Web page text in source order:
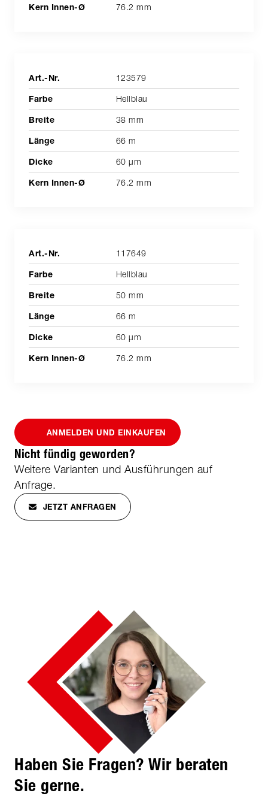
76.2 mm
123579
Hellblau
38 mm
66 m
60 µm
76.2 mm
117649
Hellblau
50 mm
66 m
60 µm
76.2 mm
Nicht fündig geworden?
Weitere Varianten und Ausführungen auf
Anfrage.
JETZT ANFRAGEN
ANMELDEN UND EINKAUFEN
Haben Sie Fragen? Wir beraten
Sie gerne.